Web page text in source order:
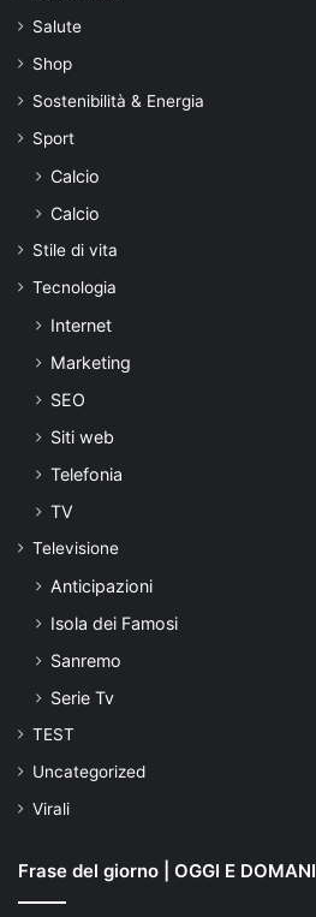
Salute
Shop
Sostenibilità & Energia
Sport
Calcio
Calcio
Stile di vita
Tecnologia
Internet
Marketing
SEO
Siti web
Telefonia
TV
Televisione
Anticipazioni
Isola dei Famosi
Sanremo
Serie Tv
TEST
Uncategorized
Virali
Frase del giorno | OGGI E DOMANI